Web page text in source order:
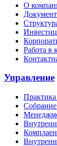
О
Работа в
Управление